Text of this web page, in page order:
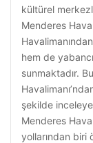
kültürel
Menderes
hem de
sunmaktadır.
şekilde
Menderes
yollarından biri